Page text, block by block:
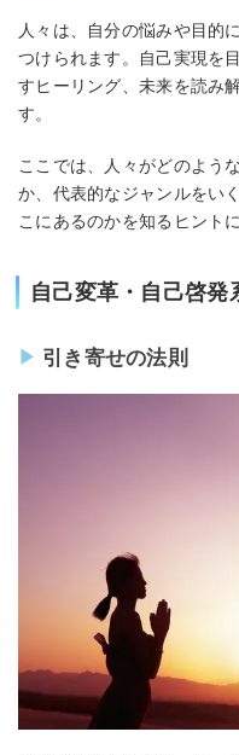
人々は、自分の悩みや目的
つけられます。自己実現を
すヒーリング、未来を読み
す。
ここでは、人々がどのよう
か、代表的なジャンルをい
こにあるのかを知るヒント
自己変革・自己啓発
引き寄せの法則